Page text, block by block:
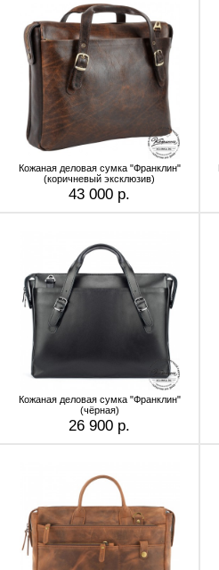
Кожаная деловая сумка "Франклин"
(коричневый эксклюзив)
43 000 р.
Кожаная деловая сумка "Франклин"
(чёрная)
26 900 р.